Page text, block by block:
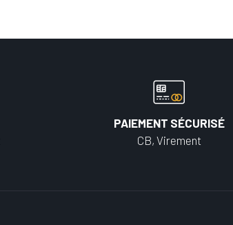
PAIEMENT SÉCURISÉ
CB, Virement